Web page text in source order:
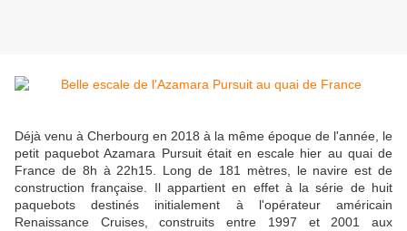
Déjà venu à Cherbourg en 2018 à la même époque de l'année, le
petit paquebot Azamara Pursuit était en escale hier au quai de
France de 8h à 22h15. Long de 181 mètres, le navire est de
construction française. Il appartient en effet à la série de huit
paquebots destinés initialement à l'opérateur américain
Renaissance Cruises, construits entre 1997 et 2001 aux